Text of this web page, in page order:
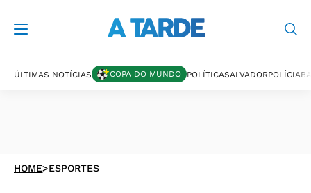
ÚLTIMAS NOTÍCIAS COPA DO MUNDO POLÍTICASALVADORPOLÍCIA
HOME>ESPORTES